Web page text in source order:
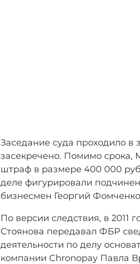
Заседание суда проходило в
засекречено. Помимо
штраф в размере 400 000
деле фигурировали
бизнесмен Георгий
По версии следствия, в 2011
Стоянова передавал ФБР
деятельности по делу
компании Chronopay Павла